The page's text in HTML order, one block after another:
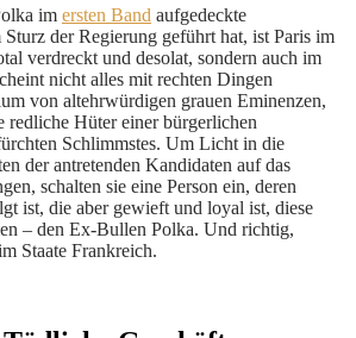
im ersten Band aufgedeckte
Sturz der Regierung geführt hat, ist Paris im
verdreckt und desolat, sondern auch im
nicht alles mit rechten Dingen
von altehrwürdigen grauen Eminenzen,
redliche Hüter einer bürgerlichen
Schlimmstes. Um Licht in die
der antretenden Kandidaten auf das
schalten sie eine Person ein, deren
ist, die aber gewieft und loyal ist, diese
– den Ex-Bullen Polka. Und richtig,
Staate Frankreich.